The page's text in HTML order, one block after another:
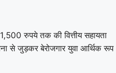
रुपये तक की वित्तीय सहायता
से जुड़कर बेरोजगार युवा आर्थिक रूप